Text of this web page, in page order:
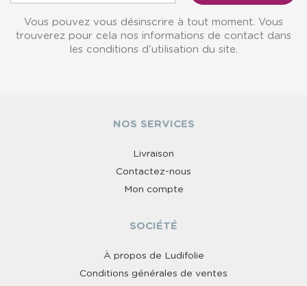
Vous pouvez vous désinscrire à tout moment. Vous
trouverez pour cela nos informations de contact dans
les conditions d'utilisation du site.
NOS SERVICES
Livraison
Contactez-nous
Mon compte
SOCIÉTÉ
À propos de Ludifolie
Conditions générales de ventes